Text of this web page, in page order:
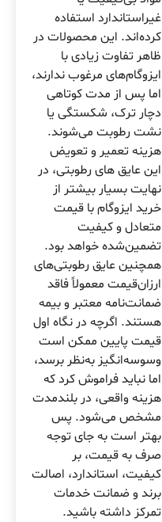
غیراستاندارد استفاده
کرده‌اند. این محصولات در
ظاهر تفاوت زیادی با
ایزوگام‌های مرغوب ندارند،
اما پس از مدت کوتاهی
دچار ترک، شکستگی یا
نشت رطوبت می‌شوند.
هزینه تعمیر و تعویض
این عایق های رطوبتی، در
نهایت بسیار بیشتر از
خرید ایزوگام با قیمت
متعادل و کیفیت
تضمین‌شده خواهد بود.
همچنین عایق رطوبتی‌های
ارزان‌قیمت معمولاً فاقد
ضمانت‌نامه معتبر و بیمه
هستند. اگرچه در نگاه اول
قیمت پایین ممکن است
وسوسه‌انگیز به‌نظر برسد،
اما نباید فراموش کرد که
هزینه واقعی، در بلندمدت
مشخص می‌شود. پس
بهتر است به جای توجه
صرف به قیمت، بر
کیفیت، استاندارد، اصالت
برند و ضمانت خدمات
تمرکز داشته باشید.